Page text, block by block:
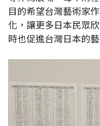
目的希望台灣藝術家
化，讓更多日本民眾
時也促進台灣日本的